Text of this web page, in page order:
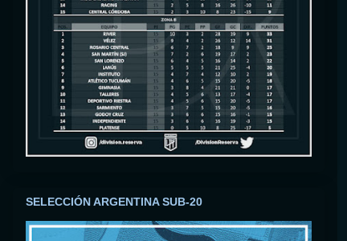
SELECCIÓN ARGENTINA SUB-20